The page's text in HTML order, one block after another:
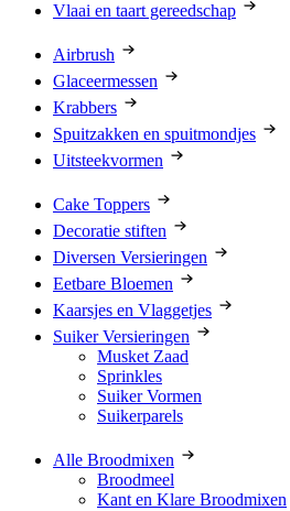
Vlaai en taart gereedschap
Airbrush
Glaceermessen
Krabbers
Spuitzakken en spuitmondjes
Uitsteekvormen
Cake Toppers
Decoratie stiften
Diversen Versieringen
Eetbare Bloemen
Kaarsjes en Vlaggetjes
Suiker Versieringen
Musket Zaad
Sprinkles
Suiker Vormen
Suikerparels
Alle Broodmixen
Broodmeel
Kant en Klare Broodmixen